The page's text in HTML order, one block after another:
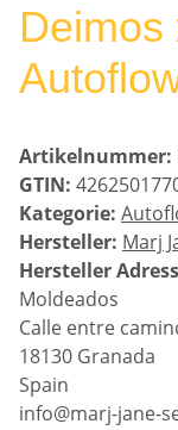
Deimos
Artikelnummer:
GTIN:
Kategorie:
Hersteller: Marj
Hersteller
Moldeados
Calle entre
18130 Granada
Spain
info@marj-jane-